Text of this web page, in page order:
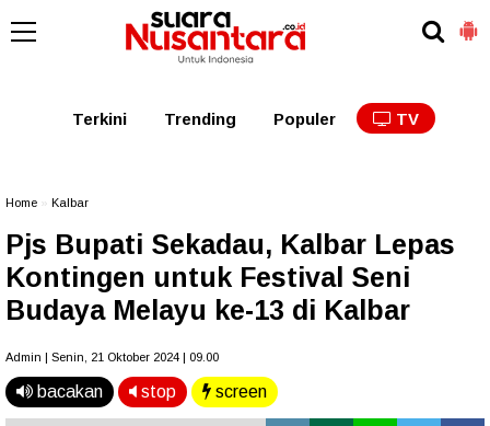
Kalbar Kalteng
Terkini Trending Populer TV
Home Kalbar
Pjs Bupati Sekadau, Kalbar Lepas
Kontingen untuk Festival Seni
Budaya Melayu ke-13 di Kalbar
Admin | Senin, 21 Oktober 2024 | 09.00
bacakan stop screen